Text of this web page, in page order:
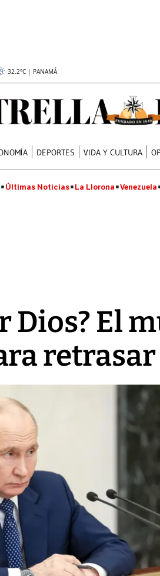
32.2°C | PANAMÁ
DEPORTES VIDA Y CULTURA
Últimas Noticias La Llorona Venezuela
Dios?
Video,
deja
daños en